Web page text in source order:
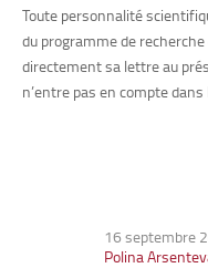
Toute personnalité
du programme de
directement sa lettre au
n’entre pas en compte
16 septembre
Polina